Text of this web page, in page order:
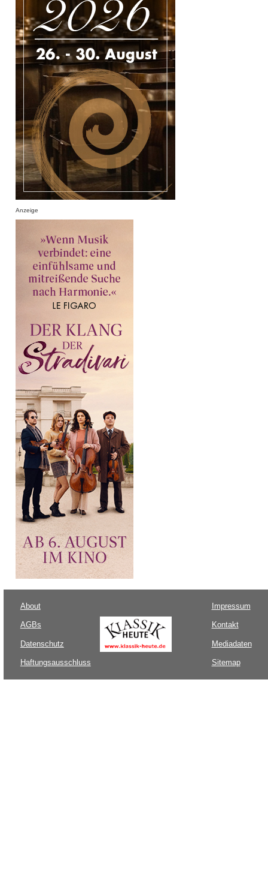
Anzeige
About
AGBs
Datenschutz
Haftungsausschluss
Impressum
Kontakt
Mediadaten
Sitemap